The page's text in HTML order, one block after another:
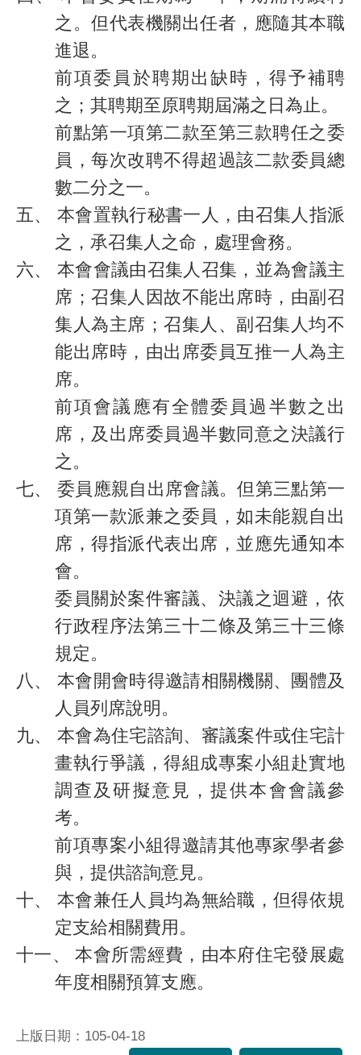
之。但代表機關出任者，應隨其本職
進退。
前項委員於聘期出缺時，得予補聘
之；其聘期至原聘期屆滿之日為止。
前點第一項第二款至第三款聘任之委
員，每次改聘不得超過該二款委員總
數二分之一。
五、
本會置執行秘書一人，由召集人指派
之，承召集人之命，處理會務。
六、
本會會議由召集人召集，並為會議主
席；召集人因故不能出席時，由副召
集人為主席；召集人、副召集人均不
能出席時，由出席委員互推一人為主
席。
前項會議應有全體委員過半數之出
席，及出席委員過半數同意之決議行
之。
七、
委員應親自出席會議。但第三點第一
項第一款派兼之委員，如未能親自出
席，得指派代表出席，並應先通知本
會。
委員關於案件審議、決議之迴避，依
行政程序法第三十二條及第三十三條
規定。
八、
本會開會時得邀請相關機關、團體及
人員列席說明。
九、
本會為住宅諮詢、審議案件或住宅計
畫執行爭議，得組成專案小組赴實地
調查及研擬意見，提供本會會議參
考。
前項專案小組得邀請其他專家學者參
與，提供諮詢意見。
十、
本會兼任人員均為無給職，但得依規
定支給相關費用。
十一、本會所需經費，由本府住宅發展處
年度相關預算支應。
上版日期：105-04-18